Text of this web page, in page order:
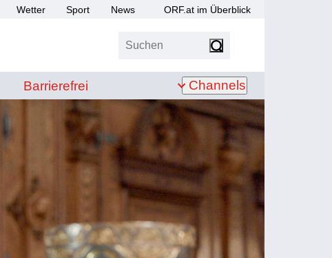
Wetter Sport News ORF.at im Überblick
Suchen
Barrierefrei
Barrierefrei Channels